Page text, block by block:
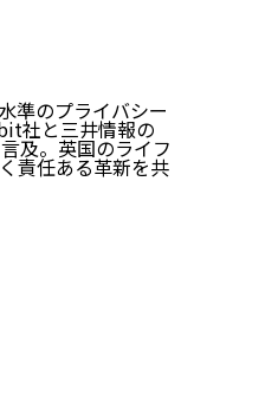
準のプライバシー
社と三井情報の
及。英国のライフ
責任ある革新を共